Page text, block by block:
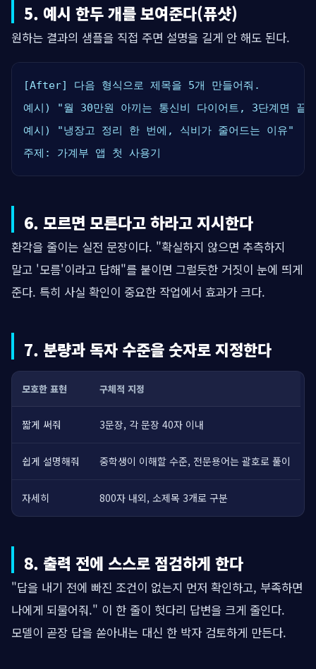
5. 예시 한두 개를 보여준다(퓨샷)
원하는 결과의 샘플을 직접 주면 설명을 길게 안 해도 된다.
[After] 다음 형식으로 제목을 5개 만들어줘.
예시) "월 30만원 아끼는 통신비 다이어트, 3단계면 끝"
예시) "냉장고 정리 한 번에, 식비가 줄어드는 이유"
주제: 가계부 앱 첫 사용기
6. 모르면 모른다고 하라고 지시한다
환각을 줄이는 실전 문장이다. "확실하지 않으면 추측하지
말고 '모름'이라고 답해"를 붙이면 그럴듯한 거짓이 눈에 띄게
준다. 특히 사실 확인이 중요한 작업에서 효과가 크다.
7. 분량과 독자 수준을 숫자로 지정한다
모호한 표현 구체적 지정
짧게 써줘 3문장, 각 문장 40자 이내
쉽게 설명해줘 중학생이 이해할 수준, 전문용어는 괄호로 풀이
자세히 800자 내외, 소제목 3개로 구분
8. 출력 전에 스스로 점검하게 한다
"답을 내기 전에 빠진 조건이 없는지 먼저 확인하고, 부족하면
나에게 되물어줘." 이 한 줄이 헛다리 답변을 크게 줄인다.
모델이 곧장 답을 쏟아내는 대신 한 박자 검토하게 만든다.